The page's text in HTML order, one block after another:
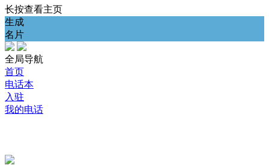
长按查看主页
生成
名片
全局导航
首页
电话本
入驻
我的电话